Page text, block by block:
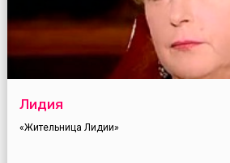
Лидия
«Жительница Лидии»